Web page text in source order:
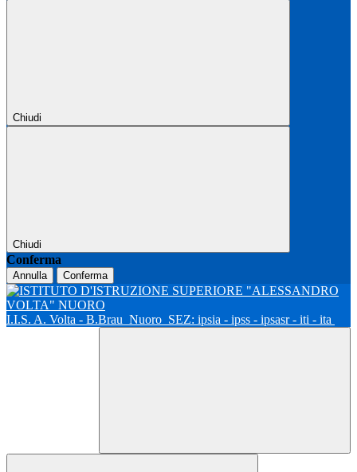
Chiudi
Chiudi
Conferma
Annulla Conferma
I.I.S. A. Volta - B.Brau Nuoro SEZ: ipsia - ipss - ipsasr - iti - ita